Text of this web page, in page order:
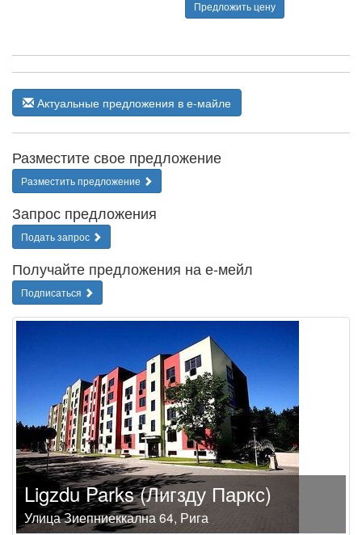
Предложить цену
Актуальные предложения в е-майле
Разместите свое предложение
Разместить предложение
Запрос предложения
Подать запрос
Получайте предложения на е-мейл
Подписаться
Ligzdu Parks (Лигзду Паркс)
Улица Зиепниеккална 64, Рига